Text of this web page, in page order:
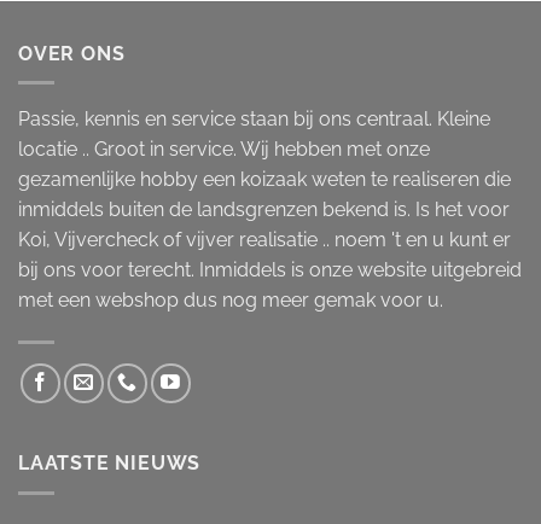
OVER ONS
Passie, kennis en service staan bij ons centraal. Kleine
locatie .. Groot in service. Wij hebben met onze
gezamenlijke hobby een koizaak weten te realiseren die
inmiddels buiten de landsgrenzen bekend is. Is het voor
Koi, Vijvercheck of vijver realisatie .. noem 't en u kunt er
bij ons voor terecht. Inmiddels is onze website uitgebreid
met een webshop dus nog meer gemak voor u.
LAATSTE NIEUWS